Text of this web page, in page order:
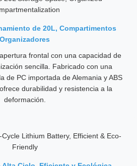
de 20L, Compartimentos
Organizadores
frontal con una capacidad de
sencilla. Fabricado con una
de PC importada de Alemania y ABS
durabilidad y resistencia a la
deformación.